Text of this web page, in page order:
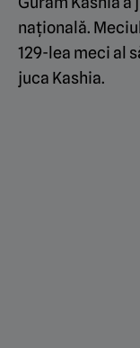
națională.
129-lea meci al
juca Kashia.